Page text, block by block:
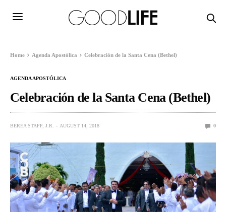
Home Agenda Apostólica Celebración de la Santa Cena (Bethel)
AGENDA APOSTÓLICA
Celebración de la Santa Cena (Bethel)
BEREA STAFF, J.R. AUGUST 14, 2018 0